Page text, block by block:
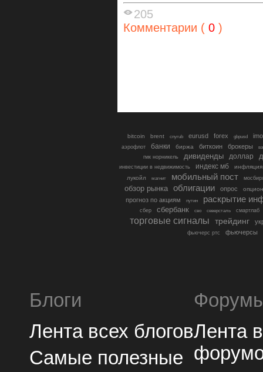
205
Комментарии ( 0 )
bitcoin brent cnyrub eurusd forex gbpusd
аэрофлот банки биржа биткоин брокеры
гмк норникель
дивиденды доллар
инвестиции в недвижимость индекс мб
инфляция
лукойл
магнит мобильный пост
обзор рынка облигации опрос
прогноз по акциям путин раскрытие
сбер сбербанк сво северсталь смартлаб
торговые сигналы трейдинг
фьючерс ртс фьючерсы
Блоги
Лента всех блогов
Самые полезные
Лента